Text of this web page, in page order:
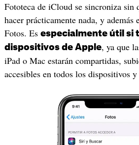
Fototeca de iCloud se sincroniza sin
hacer prácticamente nada, y además
Fotos. Es especialmente útil si
dispositivos de Apple, ya que
iPad o Mac estarán compartidas,
accesibles en todos los dispositivos